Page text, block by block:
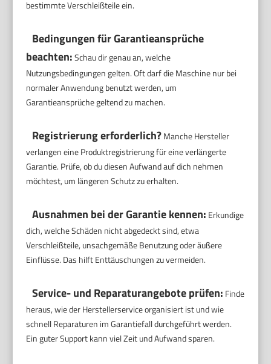
bestimmte Verschleißteile ein.
Bedingungen für Garantieansprüche
beachten:Schau dir genau an, welche
Nutzungsbedingungen gelten. Oft darf die Maschine nur bei
normaler Anwendung benutzt werden, um
Garantieansprüche geltend zu machen.
Registrierung erforderlich?Manche Hersteller
verlangen eine Produktregistrierung für eine verlängerte
Garantie. Prüfe, ob du diesen Aufwand auf dich nehmen
möchtest, um längeren Schutz zu erhalten.
Ausnahmen bei der Garantie kennen: Erkundige
dich, welche Schäden nicht abgedeckt sind, etwa
Verschleißteile, unsachgemäße Benutzung oder äußere
Einflüsse. Das hilft Enttäuschungen zu vermeiden.
Service- und Reparaturangebote prüfen: Finde
heraus, wie der Herstellerservice organisiert ist und wie
schnell Reparaturen im Garantiefall durchgeführt werden.
Ein guter Support kann viel Zeit und Aufwand sparen.